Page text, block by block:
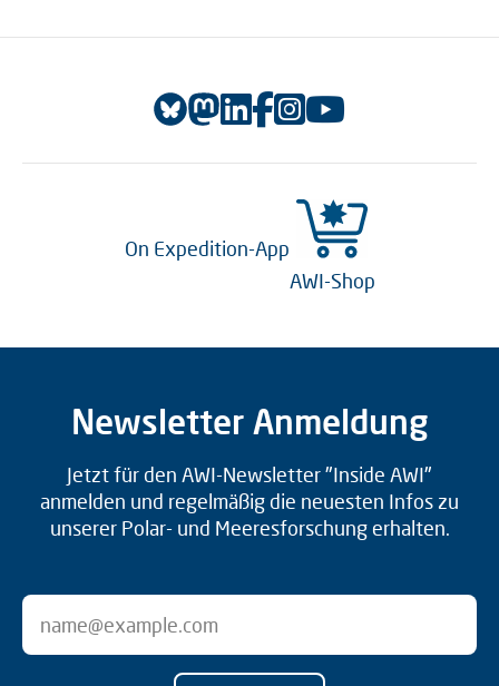
On Expedition-App
AWI-Shop
Newsletter Anmeldung
Jetzt für den AWI-Newsletter "Inside AWI"
anmelden und regelmäßig die neuesten Infos zu
unserer Polar- und Meeresforschung erhalten.